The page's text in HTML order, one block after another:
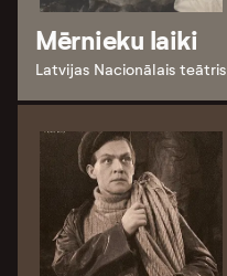
Mērnieku laiki
Latvijas Nacionālais teātris